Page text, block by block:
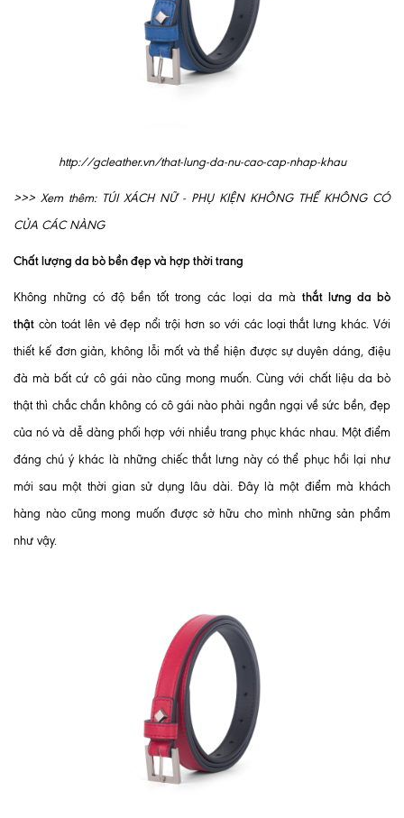
http://gcleather.vn/that-lung-da-nu-cao-cap-nhap-khau
>>> Xem thêm: TÚI XÁCH NỮ - PHỤ KIỆN KHÔNG THỂ KHÔNG CÓ
CỦA CÁC NÀNG
Chất lượng da bò bền đẹp và hợp thời trang
Không những có độ bền tốt trong các loại da mà thắt lưng da bò
thật còn toát lên vẻ đẹp nổi trội hơn so với các loại thắt lưng khác. Với
thiết kế đơn giản, không lỗi mốt và thể hiện được sự duyên dáng, điệu
đà mà bất cứ cô gái nào cũng mong muốn. Cùng với chất liệu da bò
thật thì chắc chắn không có cô gái nào phải ngần ngại về sức bền, đẹp
của nó và dễ dàng phối hợp với nhiều trang phục khác nhau. Một điểm
đáng chú ý khác là những chiếc thắt lưng này có thể phục hồi lại như
mới sau một thời gian sử dụng lâu dài. Đây là một điểm mà khách
hàng nào cũng mong muốn được sở hữu cho mình những sản phẩm
như vậy.